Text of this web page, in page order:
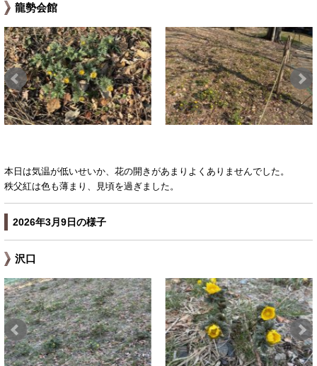
龍勢会館
本日は気温が低いせいか、花の開きがあまりよくありませんでした。
秩父紅は色も薄まり、見頃を過ぎました。
2026年3月9日の様子
沢口